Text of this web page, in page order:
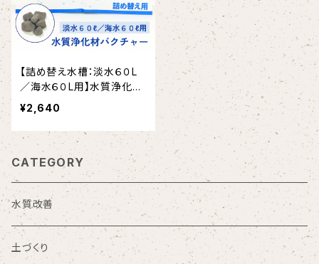
【詰め替え水槽：淡水６０L
／海水６０L用】水質浄化材
バクチャー
¥2,640
CATEGORY
水質改善
土づくり